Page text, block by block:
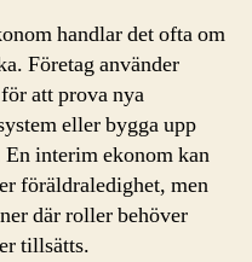
handlar det ofta om
Företag använder
att prova nya
eller bygga upp
interim ekonom kan
föräldraledighet, men
där roller behöver
tillsätts.